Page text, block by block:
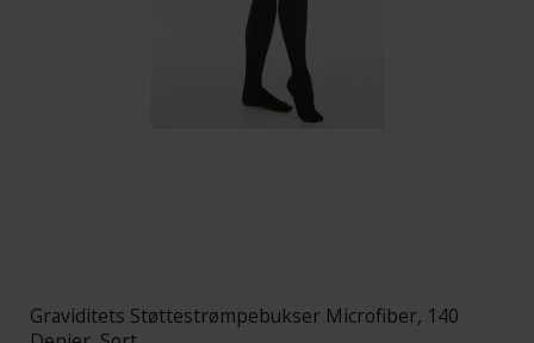
Graviditets Støttestrømpebukser Microfiber, 140